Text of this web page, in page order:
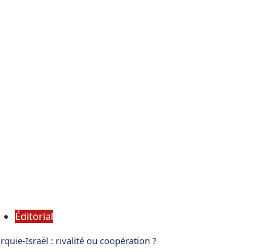
Éditorial
Israël : rivalité ou coopération ?